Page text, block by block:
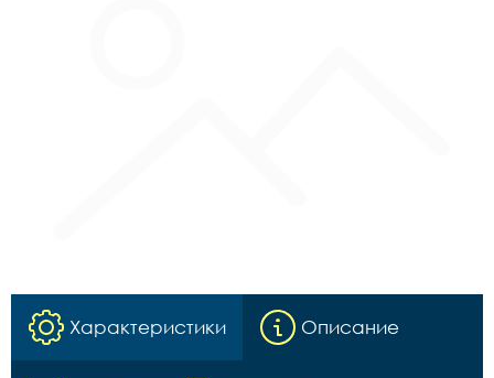
Характеристики Описание